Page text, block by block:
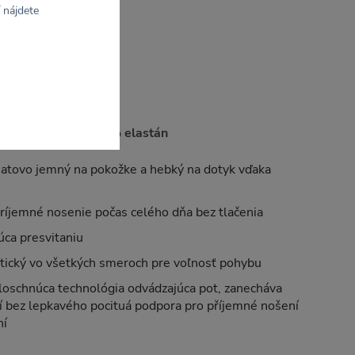
polyamid, 17 % elastán
jemný na pokožke a hebký na dotyk vďaka
nosenie počas celého dňa bez tlačenia
presvitaniu
vo všetkých smeroch pre voľnosť pohybu
technológia odvádzajúca pot, zanecháva
lepkavého pocituá podpora pro příjemné nošení